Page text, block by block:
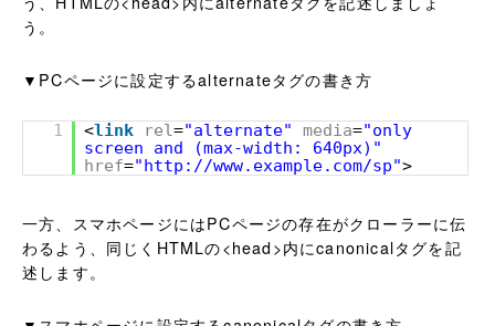
う。
▼PCページに設定するalternateタグの書き方
1 <link rel="alternate" media="only
screen and (max-width: 640px)"
href="http://www.example.com/sp">
一方、スマホページにはPCページの存在がクローラーに伝
わるよう、同じくHTMLの<head>内にcanonicalタグを記
述します。